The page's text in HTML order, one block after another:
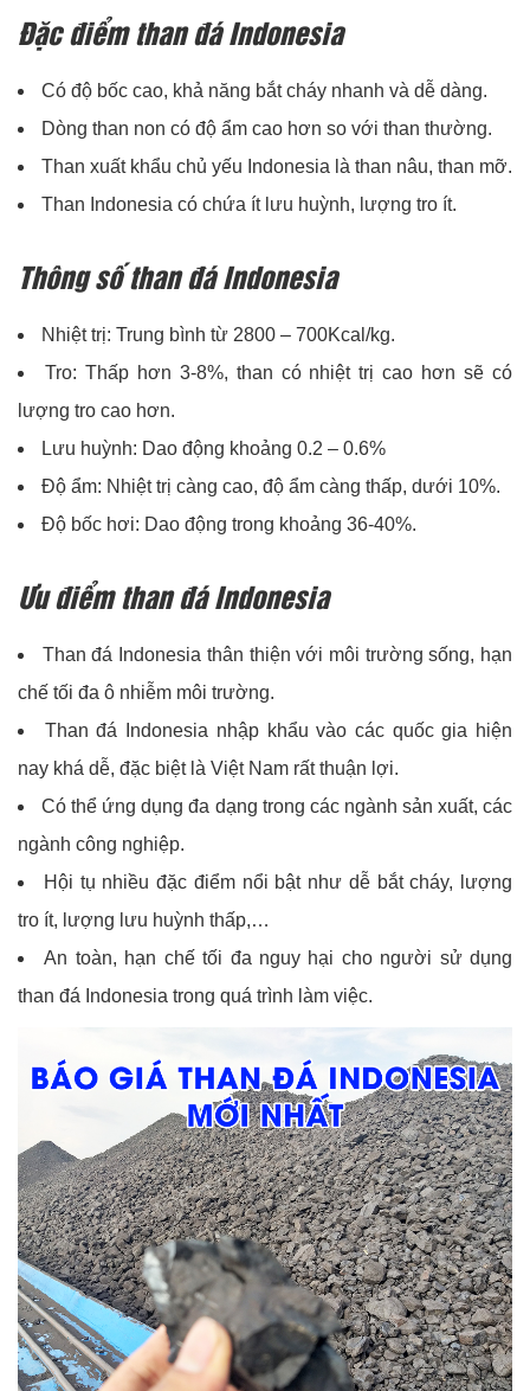
Đặc điểm than đá Indonesia
Có độ bốc cao, khả năng bắt cháy nhanh và dễ dàng.
Dòng than non có độ ẩm cao hơn so với than thường.
Than xuất khẩu chủ yếu Indonesia là than nâu, than mỡ.
Than Indonesia có chứa ít lưu huỳnh, lượng tro ít.
Thông số than đá Indonesia
Nhiệt trị: Trung bình từ 2800 – 700Kcal/kg.
Tro: Thấp hơn 3-8%, than có nhiệt trị cao hơn sẽ có
lượng tro cao hơn.
Lưu huỳnh: Dao động khoảng 0.2 – 0.6%
Độ ẩm: Nhiệt trị càng cao, độ ẩm càng thấp, dưới 10%.
Độ bốc hơi: Dao động trong khoảng 36-40%.
Ưu điểm than đá Indonesia
Than đá Indonesia thân thiện với môi trường sống, hạn
chế tối đa ô nhiễm môi trường.
Than đá Indonesia nhập khẩu vào các quốc gia hiện
nay khá dễ, đặc biệt là Việt Nam rất thuận lợi.
Có thể ứng dụng đa dạng trong các ngành sản xuất, các
ngành công nghiệp.
Hội tụ nhiều đặc điểm nổi bật như dễ bắt cháy, lượng
tro ít, lượng lưu huỳnh thấp,…
An toàn, hạn chế tối đa nguy hại cho người sử dụng
than đá Indonesia trong quá trình làm việc.